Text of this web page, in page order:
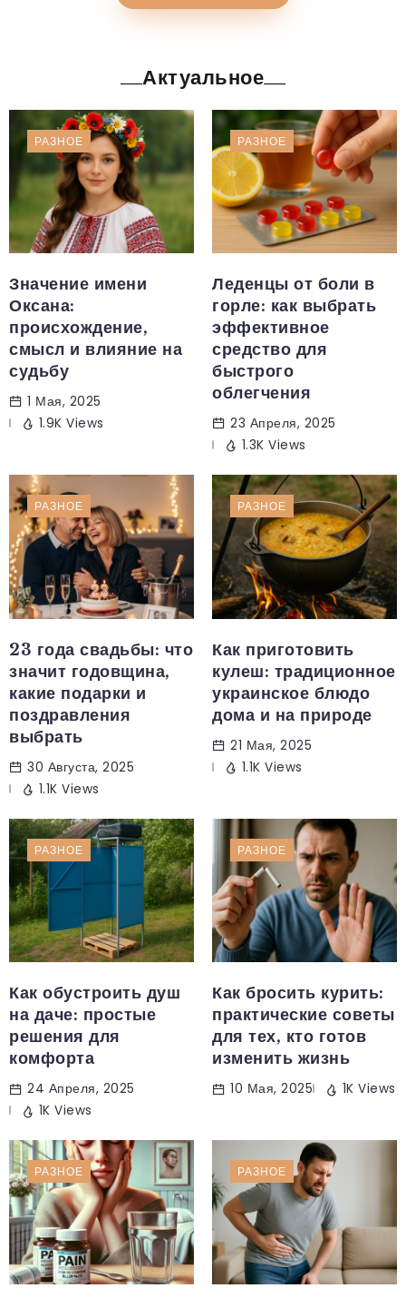
Актуальное
РАЗНОЕ
Значение имени
Оксана:
происхождение,
смысл и влияние на
судьбу
1 Мая, 2025
1.9K Views
РАЗНОЕ
Леденцы от боли в
горле: как выбрать
эффективное
средство для
быстрого
облегчения
23 Апреля, 2025
1.3K Views
РАЗНОЕ
23 года свадьбы: что
значит годовщина,
какие подарки и
поздравления
выбрать
30 Августа, 2025
1.1K Views
РАЗНОЕ
Как приготовить
кулеш: традиционное
украинское блюдо
дома и на природе
21 Мая, 2025
1.1K Views
РАЗНОЕ
Как обустроить душ
на даче: простые
решения для
комфорта
24 Апреля, 2025
1K Views
РАЗНОЕ
Как бросить курить:
практические советы
для тех, кто готов
изменить жизнь
10 Мая, 2025 1K Views
РАЗНОЕ РАЗНОЕ